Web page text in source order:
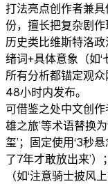
打法亮点创作者兼
份，擅长把复杂剧
历史类比维斯特洛
绪词+具体意象（如‘
所有分析都锚定观众
48小时内发布。
可借鉴之处中文创作
雄之旅’等术语替换
玺’；固定使用‘3秒
了7年才敢放出来’
（如‘注意骑士披